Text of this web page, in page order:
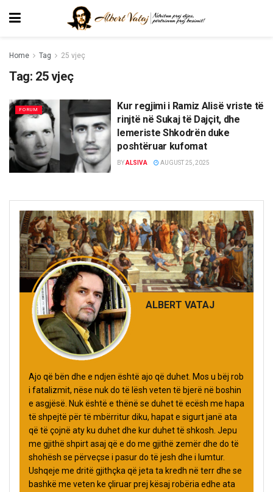
Home Tag 25 vjeç
Tag: 25 vjeç
FORUM
Kur regjimi i Ramiz Alisë vriste të
rinjtë në Sukaj të Dajçit, dhe
lemeriste Shkodrën duke
poshtëruar kufomat
BYALSIVA AUGUST 25, 2025
ALBERT VATAJ
Ajo që bën dhe e ndjen është ajo që duhet. Mos u bëj rob
i fatalizmit, nëse nuk do të lësh veten të bjerë në boshin
e asgjësë. Nuk është e thënë se duhet të ecësh me hapa
të shpejtë për të mbërritur diku, hapat e sigurt janë ata
që të çojnë aty ku duhet dhe kur duhet të shkosh. Jepu
me gjithë shpirt asaj që e do me gjithë zemër dhe do të
shohësh se përveçse i pasur do të jesh dhe i lumtur.
Ushqeje me dritë gjithçka që jeta ta kredh në terr dhe se
bashkë me veten ke çliruar prej kësaj robëria edhe ata